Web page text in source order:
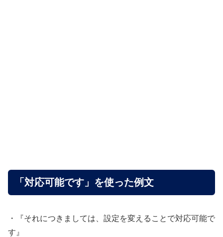
「対応可能です」を使った例文
・『それにつきましては、設定を変えることで対応可能で
す』